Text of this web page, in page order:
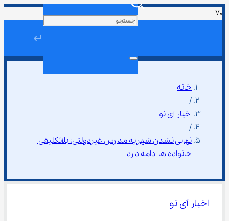
↵
خانه
/
اخبار آی نو
/
نهایی نشدن شهریه مدارس غیردولتی؛ بلاتکلیفی
خانواده ها ادامه دارد
اخبار آی نو